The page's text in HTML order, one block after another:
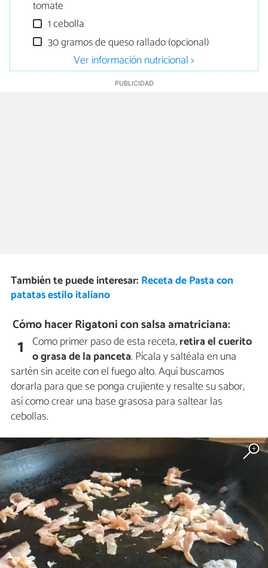
tomate
1 cebolla
30 gramos de queso rallado (opcional)
Ver información nutricional >
También te puede interesar: Receta de Pasta con
patatas estilo italiano
Cómo hacer Rigatoni con salsa amatriciana:
1 Como primer paso de esta receta,retira el cuerito
o grasa de la panceta. Pícala y saltéala en una
sartén sin aceite con el fuego alto. Aquí buscamos
dorarla para que se ponga crujiente y resalte su sabor,
así como crear una base grasosa para saltear las
cebollas.